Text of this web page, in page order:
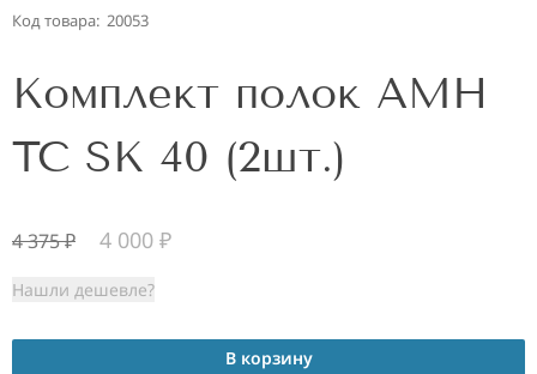
Код товара: 20053
Комплект полок AMH
TC SK 40 (2шт.)
4 375₽ 4 000 ₽
Нашли дешевле?
В корзину